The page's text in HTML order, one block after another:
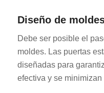
Diseño de
Debe ser posible el
moldes. Las puertas
diseñadas para
efectiva y se minimizan